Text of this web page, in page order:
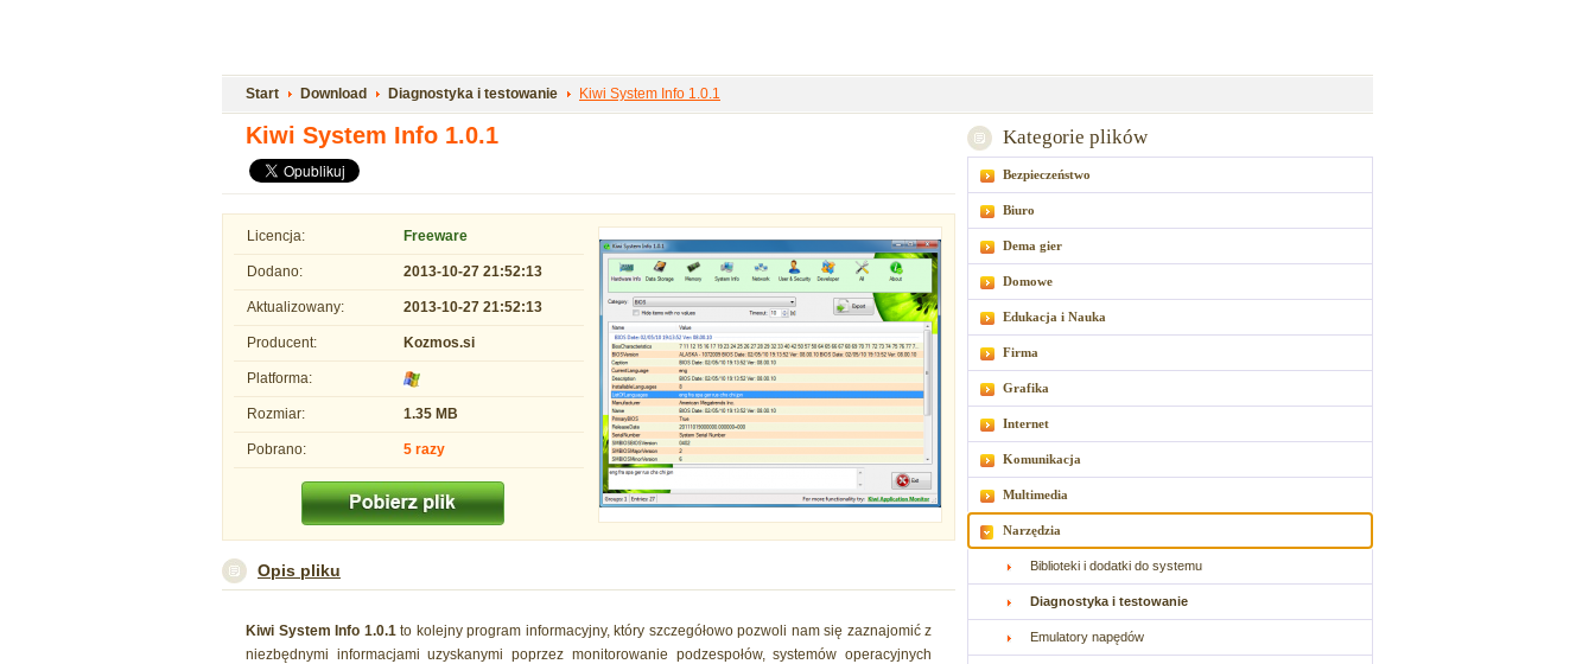
Start Download Diagnostyka i testowanie Kiwi System Info 1.0.1
Kiwi System Info 1.0.1
Licencja: Freeware
Dodano: 2013-10-27 21:52:13
Aktualizowany: 2013-10-27 21:52:13
Producent: Kozmos.si
Platforma:
Rozmiar: 1.35 MB
Pobrano: 5 razy
Opis pliku
Kiwi System Info 1.0.1to kolejny program informacyjny, który szczegółowo pozwoli nam się zaznajomić z
niezbędnymi informacjami uzyskanymi poprzez monitorowanie podzespołów, systemów operacyjnych
Kategorie plików
Bezpieczeństwo
Biuro
Dema gier
Domowe
Edukacja i Nauka
Firma
Grafika
Internet
Komunikacja
Multimedia
Narzędzia
Biblioteki i dodatki do systemu
Diagnostyka i testowanie
Emulatory napędów